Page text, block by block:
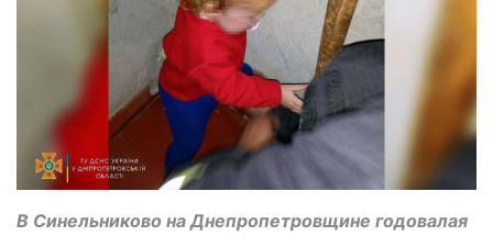
В Синельниково на Днепропетровщине годовалая